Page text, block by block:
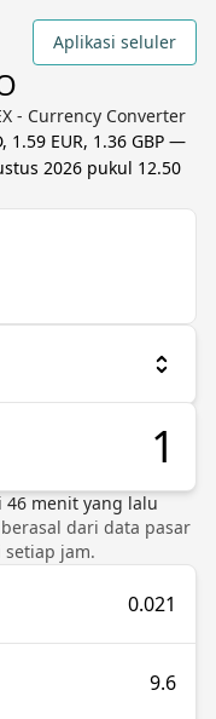
Aplikasi seluler
- Currency Converter
1.59 EUR, 1.36 GBP —
2026 pukul 12.50
46menit yang lalu
dari data pasar
jam.
0.021
9.6